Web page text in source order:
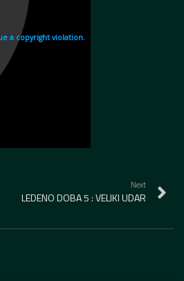
Next
LEDENO DOBA 5 : VELIKI UDAR